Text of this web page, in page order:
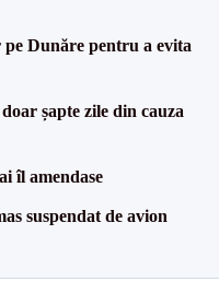
Dunăre pentru a evita
șapte zile din cauza
îl amendase
suspendat de avion